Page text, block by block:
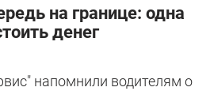
на границе: одна
денег
напомнили водителям о